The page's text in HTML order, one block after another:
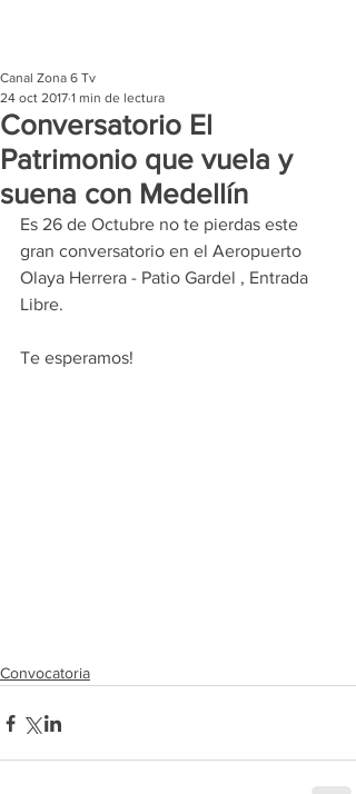
Conversatorio El
Patrimonio que vuela y
suena con Medellín
Canal Zona 6 Tv
24 oct 2017 1 min de lectura
Es 26 de Octubre no te pierdas este
gran conversatorio en el Aeropuerto
Olaya Herrera - Patio Gardel , Entrada
Libre.
Te esperamos!
Convocatoria